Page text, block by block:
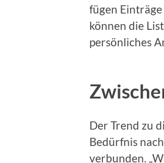
fügen
können die
persönliches
Der Trend zu
Bedürfnis
verbunden.